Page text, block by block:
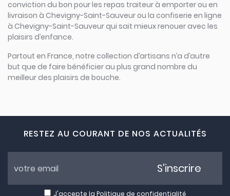
conviction du bon pour les repas traiteur à emporter ou en
livraison à Chevigny-Saint-Sauveur ou la confiserie en ligne
à Chevigny-Saint-Sauveur qui sait mieux renouer avec les
plaisirs d’enfance.
Partout en France, notre collection d’artisans n’a d’autre
but que de faire bénéficier au plus grand nombre du
meilleur des plaisirs de bouche.
RESTEZ AU COURANT DE NOS ACTUALITÉS
J'accepte la Politique de confidentialité
S'inscrire